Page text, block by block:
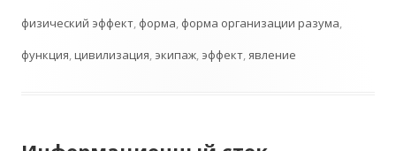
физический эффект, форма, форма организации разума,
функция,цивилизация, экипаж, эффект,явление